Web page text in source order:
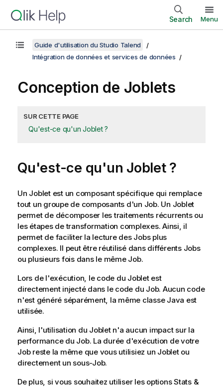
Search Menu
Guide d'utilisation du Studio Talend
Intégration de données et services de données
Conception de Joblets
SUR CETTE PAGE
Qu'est-ce qu'un Joblet ?
Qu'est-ce qu'un Joblet ?
Un Joblet est un composant spécifique qui remplace
tout un groupe de composants d'un Job. Un Joblet
permet de décomposer les traitements récurrents ou
les étapes de transformation complexes. Ainsi, il
permet de faciliter la lecture des Jobs plus
complexes. Il peut être réutilisé dans différents Jobs
ou plusieurs fois dans le même Job.
Lors de l'exécution, le code du Joblet est
directement injecté dans le code du Job. Aucun code
n'est généré séparément, la même classe Java est
utilisée.
Ainsi, l'utilisation du Joblet n'a aucun impact sur la
performance du Job. La durée d'exécution de votre
Job reste la même que vous utilisiez un Joblet ou
directement un sous-Job.
De plus, si vous souhaitez utiliser les options Stats &